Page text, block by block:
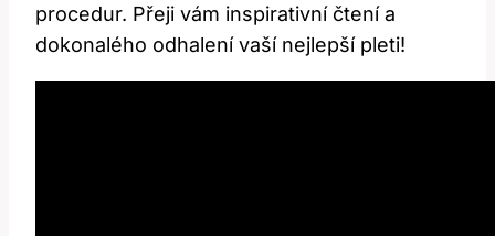
⁢procedur. Přeji vám inspirativní ⁤čtení a ​
dokonalého odhalení‌ vaší nejlepší pleti!